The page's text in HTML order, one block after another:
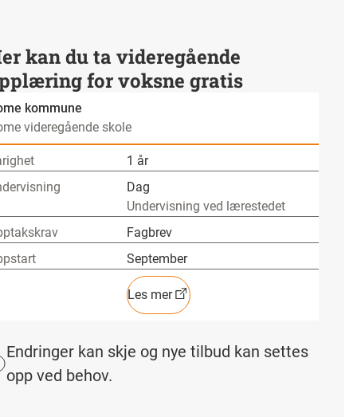
kan du ta videregående
for voksne gratis
kommune
videregående skole
1 år
Dag
Undervisning ved lærestedet
Fagbrev
September
Les mer
Endringer kan skje og nye tilbud kan settes
opp ved behov.